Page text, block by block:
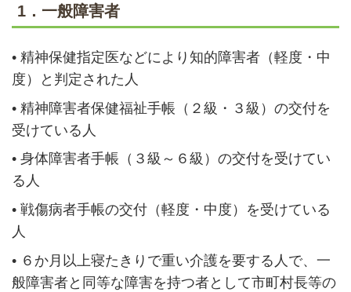
1．一般障害者
• 精神保健指定医などにより知的障害者（軽度・中
度）と判定された人
• 精神障害者保健福祉手帳（２級・３級）の交付を
受けている人
• 身体障害者手帳（３級～６級）の交付を受けてい
る人
• 戦傷病者手帳の交付（軽度・中度）を受けている
人
• ６か月以上寝たきりで重い介護を要する人で、一
般障害者と同等な障害を持つ者として市町村長等の